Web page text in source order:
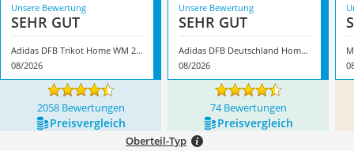
Unsere Bewertung
SEHR GUT
Adidas DFB Trikot Home WM 2018
08/2026
Unsere Bewertung
SEHR GUT
Adidas DFB Deutschland Home Trikot Jersey
08/2026
2058 Bewertungen 74 Bewertungen
Preis­vergleich Preis­vergleich
Oberteil-Typ